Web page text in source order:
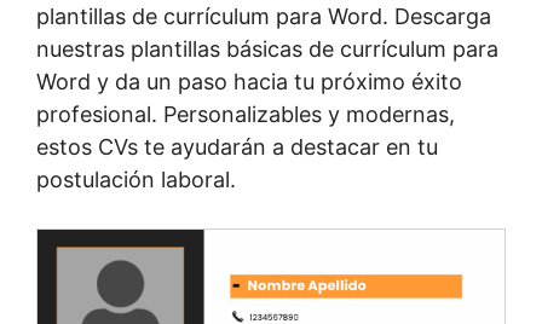
plantillas de currículum para Word. Descarga
nuestras plantillas básicas de currículum para
Word y da un paso hacia tu próximo éxito
profesional. Personalizables y modernas,
estos CVs te ayudarán a destacar en tu
postulación laboral.